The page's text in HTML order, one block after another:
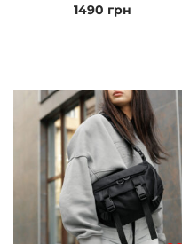
1490 грн